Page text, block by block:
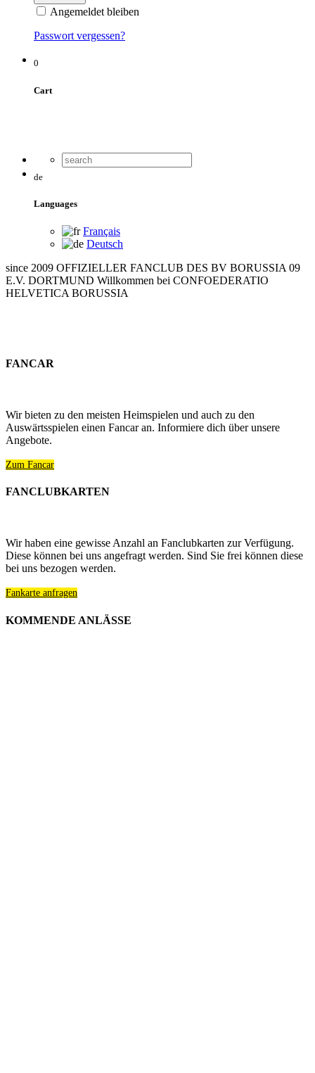
Angemeldet bleiben
Passwort vergessen?
0
Cart
de
Languages
Français
Deutsch
since 2009 OFFIZIELLER FANCLUB DES BV BORUSSIA 09
E.V. DORTMUND Willkommen bei CONFOEDERATIO
HELVETICA BORUSSIA
FANCAR
Wir bieten zu den meisten Heimspielen und auch zu den
Auswärtsspielen einen Fancar an. Informiere dich über unsere
Angebote.
Zum Fancar
FANCLUBKARTEN
Wir haben eine gewisse Anzahl an Fanclubkarten zur Verfügung.
Diese können bei uns angefragt werden. Sind Sie frei können diese
bei uns bezogen werden.
Fankarte anfragen
KOMMENDE ANLÄSSE